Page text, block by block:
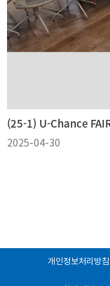
(25-1) U-Chance
2025-04-30
개인정보처리방침